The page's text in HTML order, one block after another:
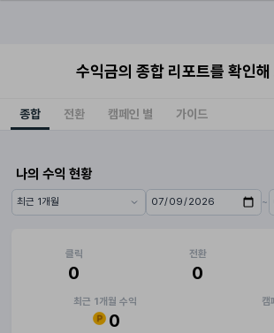
수익금의 종합 리포트를 확인
종합 전환 캠페인 별 가이드
나의 수익 현황
기간 프리셋 시작일 ~
종료일
클릭
0
전환
0
최근 1개월 수익
0
캠